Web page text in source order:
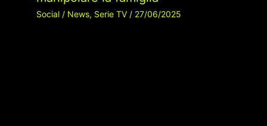
Social/ News, Serie TV/ 27/06/2025